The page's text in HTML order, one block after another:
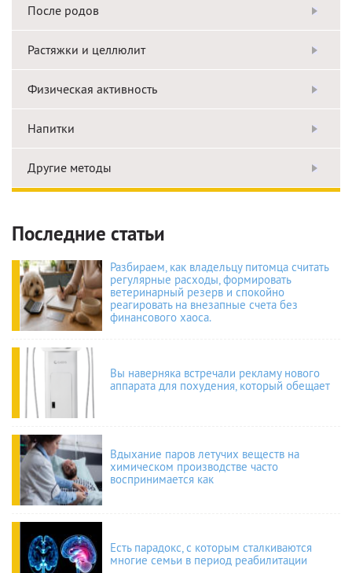
После родов
Растяжки и целлюлит
Физическая активность
Напитки
Другие методы
Последние статьи
Разбираем, как владельцу питомца считать
регулярные расходы, формировать
ветеринарный резерв и спокойно
реагировать на внезапные счета без
финансового хаоса.
Вы наверняка встречали рекламу нового
аппарата для похудения, который обещает
Вдыхание паров летучих веществ на
химическом производстве часто
воспринимается как
Есть парадокс, с которым сталкиваются
многие семьи в период реабилитации